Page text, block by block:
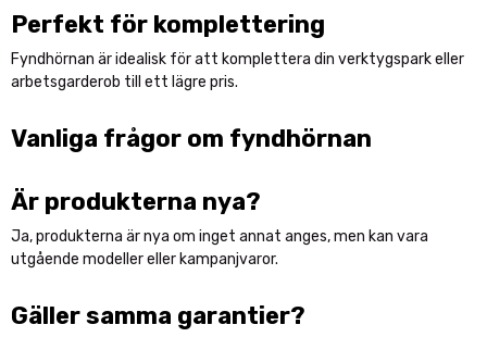
Perfekt för komplettering
Fyndhörnan är idealisk för att komplettera din verktygspark eller
arbetsgarderob till ett lägre pris.
Vanliga frågor om fyndhörnan
Är produkterna nya?
Ja, produkterna är nya om inget annat anges, men kan vara
utgående modeller eller kampanjvaror.
Gäller samma garantier?